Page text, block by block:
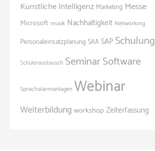
Künstliche Intelligenz Marketing Messe
Microsoft musik Nachhaltigkeit Networking
Personaleinsatzplanung SAASAP Schulung
Schüleraustausch SeminarSoftware
Sprachalarmanlagen Webinar
Weiterbildung workshop Zeiterfassung